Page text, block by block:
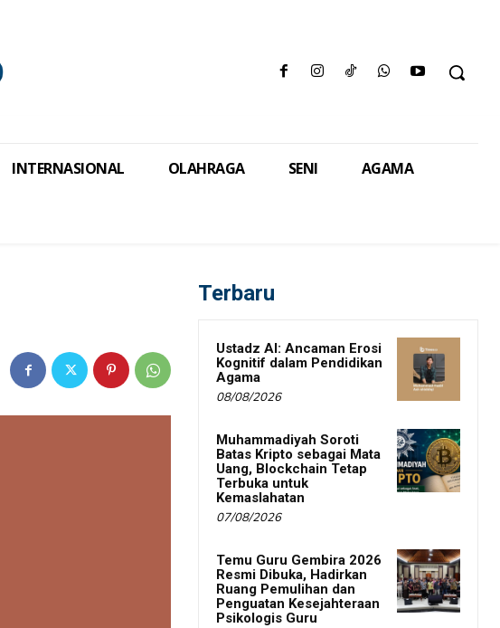
INTERNASIONAL OLAHRAGA SENI AGAMA
Terbaru
Ustadz AI: Ancaman Erosi
Kognitif dalam Pendidikan
Agama
08/08/2026
Muhammadiyah Soroti
Batas Kripto sebagai Mata
Uang, Blockchain Tetap
Terbuka untuk
Kemaslahatan
07/08/2026
Temu Guru Gembira 2026
Resmi Dibuka, Hadirkan
Ruang Pemulihan dan
Penguatan Kesejahteraan
Psikologis Guru